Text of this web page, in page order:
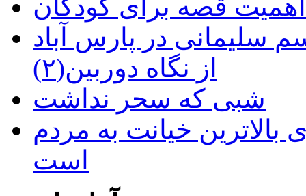
سلیمانی در پارس آباد
از نگاه دوربین(۲)
شبی که سحر نداشت
خیانت به مردم
است